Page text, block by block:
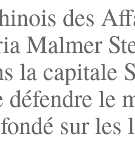
des
Malmer
la capitale
défendre le
sur les